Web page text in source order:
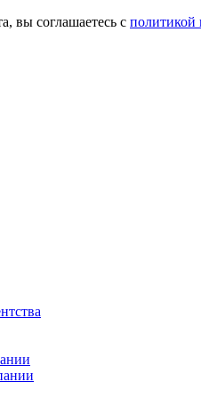
вы соглашаетесь с политикой